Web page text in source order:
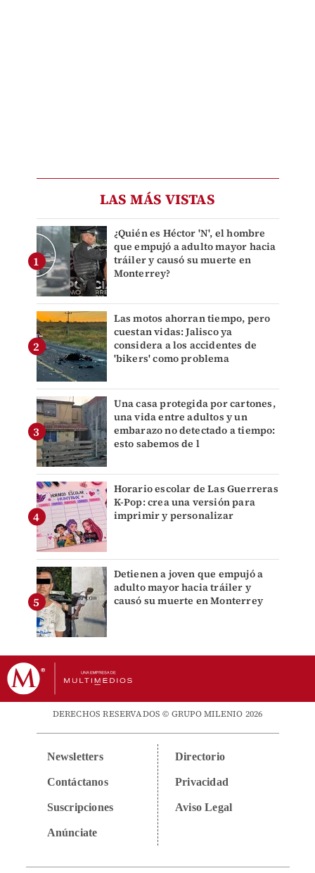
LAS MÁS VISTAS
¿Quién es Héctor 'N', el hombre
que empujó a adulto mayor hacia
tráiler y causó su muerte en
Monterrey?
Las motos ahorran tiempo, pero
cuestan vidas: Jalisco ya
considera a los accidentes de
'bikers' como problema
Una casa protegida por cartones,
una vida entre adultos y un
embarazo no detectado a tiempo:
esto sabemos de l
Horario escolar de Las Guerreras
K-Pop: crea una versión para
imprimir y personalizar
Detienen a joven que empujó a
adulto mayor hacia tráiler y
causó su muerte en Monterrey
DERECHOS RESERVADOS © GRUPO MILENIO 2026
Newsletters
Contáctanos
Suscripciones
Anúnciate
Directorio
Privacidad
Aviso Legal